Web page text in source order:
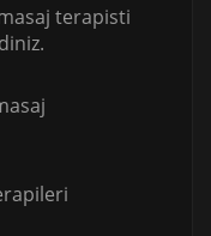
terapisti